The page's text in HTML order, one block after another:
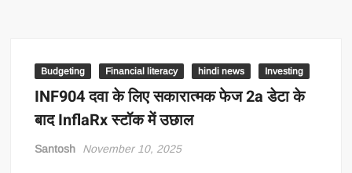
Budgeting Financial literacy hindi news Investing
INF904 दवा के लिए सकारात्मक फेज 2a डेटा के
बाद InflaRx स्टॉक में उछाल
Santosh November 10, 2025